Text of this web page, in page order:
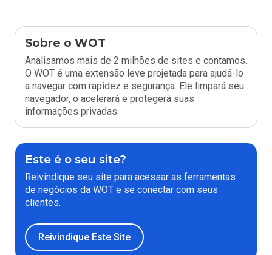
Sobre o WOT
Analisamos mais de 2 milhões de sites e contamos.
O WOT é uma extensão leve projetada para ajudá-lo
a navegar com rapidez e segurança. Ele limpará seu
navegador, o acelerará e protegerá suas
informações privadas.
Este é o seu site?
Reivindique seu site para acessar as ferramentas
de negócios da WOT e se conectar com seus
clientes.
Reivindique Este Site